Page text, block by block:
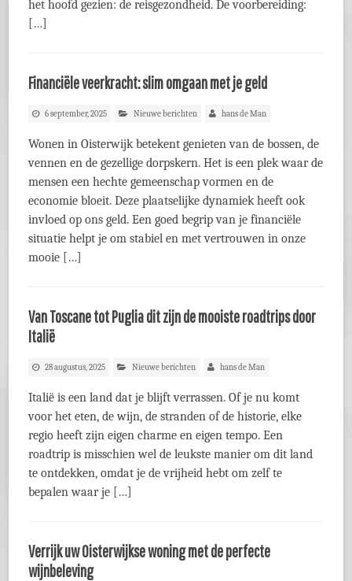
het hoofd gezien: de reisgezondheid. De voorbereiding:
[…]
Financiële veerkracht: slim omgaan met je geld
6 september, 2025 Nieuwe berichten hans de Man
Wonen in Oisterwijk betekent genieten van de bossen, de
vennen en de gezellige dorpskern. Het is een plek waar de
mensen een hechte gemeenschap vormen en de
economie bloeit. Deze plaatselijke dynamiek heeft ook
invloed op ons geld. Een goed begrip van je financiële
situatie helpt je om stabiel en met vertrouwen in onze
mooie […]
Van Toscane tot Puglia dit zijn de mooiste roadtrips door
Italië
28 augustus, 2025 Nieuwe berichten hans de Man
Italië is een land dat je blijft verrassen. Of je nu komt
voor het eten, de wijn, de stranden of de historie, elke
regio heeft zijn eigen charme en eigen tempo. Een
roadtrip is misschien wel de leukste manier om dit land
te ontdekken, omdat je de vrijheid hebt om zelf te
bepalen waar je […]
Verrijk uw Oisterwijkse woning met de perfecte
wijnbeleving